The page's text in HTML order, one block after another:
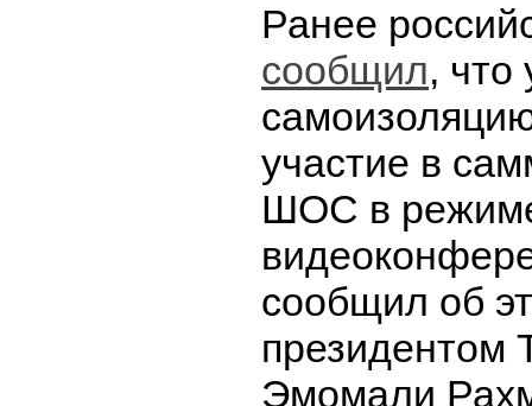
Ранее
сообщил, что
участие в
ШОС в
сообщил об
президентом
Эмомали